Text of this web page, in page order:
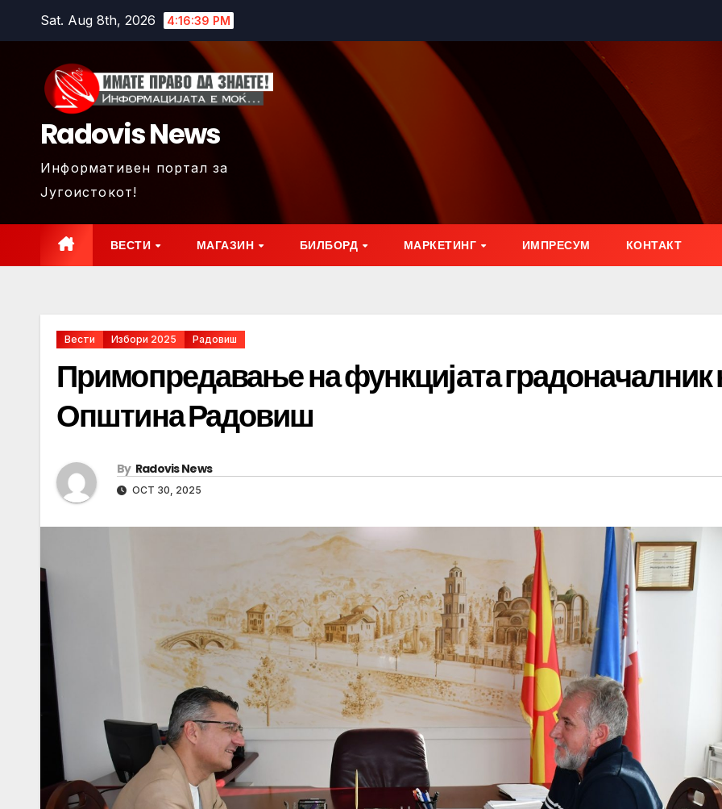
Sat. Aug 8th, 2026 4:16:42 PM
Radovis News
Информативен портал за
Југоистокот!
ВЕСТИ МАГАЗИН БИЛБОРД МАРКЕТИНГ ИМПРЕСУМ КОНТАКТ
Вести Избори 2025 Радовиш
Примопредавање на функцијата градоначалник
Општина Радовиш
By Radovis News
OCT 30, 2025